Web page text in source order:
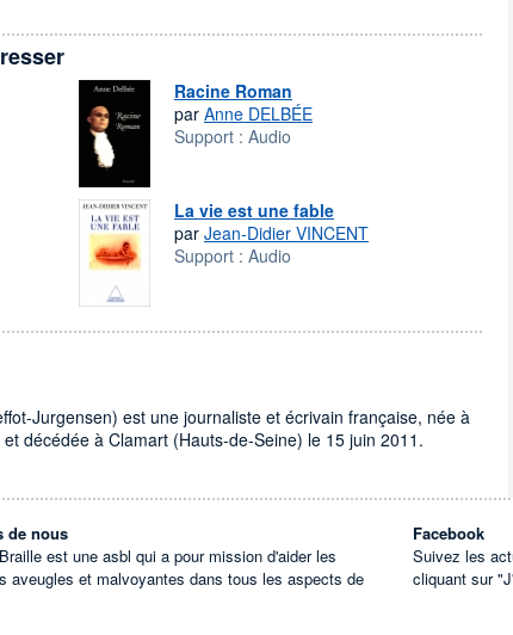
Racine Roman
par Anne DELBÉE
Support : Audio
La vie est une fable
par Jean-Didier VINCENT
Support : Audio
Jurgensen) est une journaliste et écrivain française, née à
décédée à Clamart (Hauts-de-Seine) le 15 juin 2011.
de nous
est une asbl qui a pour mission d'aider les
aveugles et malvoyantes dans tous les aspects de
Facebook
Suivez les
cliquant sur